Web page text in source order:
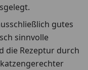
gutes
sinnvolle
die Rezeptur durch